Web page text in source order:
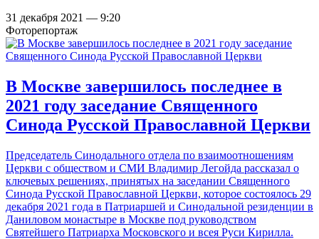
31 декабря 2021 — 9:20
Фоторепортаж
В Москве завершилось последнее в
2021 году заседание Священного
Синода Русской Православной Церкви
Председатель Синодального отдела по взаимоотношениям
Церкви с обществом и СМИ Владимир Легойда рассказал о
ключевых решениях, принятых на заседании Священного
Синода Русской Православной Церкви, которое состоялось 29
декабря 2021 года в Патриаршей и Синодальной резиденции в
Даниловом монастыре в Москве под руководством
Святейшего Патриарха Московского и всея Руси Кирилла.